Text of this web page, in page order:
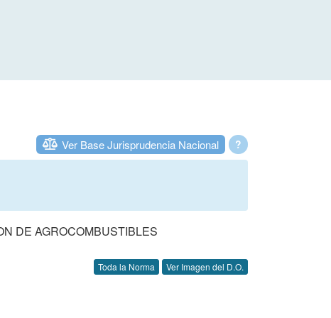
?
Ver Base Jurisprudencia Nacional
DE AGROCOMBUSTIBLES
Toda la Norma Ver Imagen del D.O.